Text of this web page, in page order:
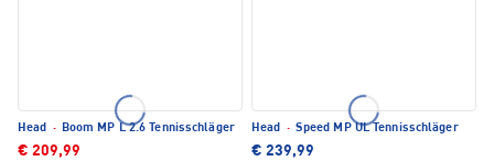
Head · Boom MP L 2.6 Tennisschläger
€ 209,99
Head · Speed MP UL Tennisschläger
€ 239,99